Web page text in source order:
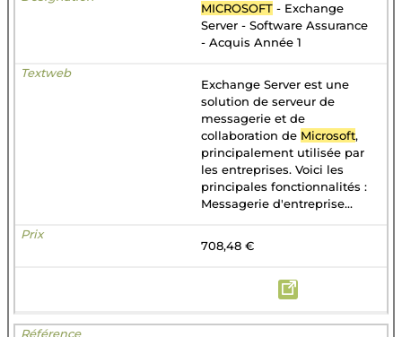
MICROSOFT - Exchange
Server - Software Assurance
- Acquis Année 1
Exchange Server est une
solution de serveur de
messagerie et de
collaboration de Microsoft,
principalement utilisée par
les entreprises. Voici les
principales fonctionnalités :
Messagerie d'entreprise...
708,48 €